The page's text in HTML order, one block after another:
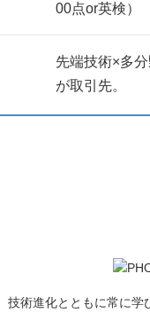
00点or英検）
先端技術×多
が取引先。
技術進化とともに常に学